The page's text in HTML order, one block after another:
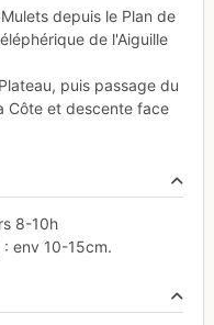
depuis le Plan de
de l'Aiguille
puis passage du
Côte et descente face
8-10h
env 10-15cm.